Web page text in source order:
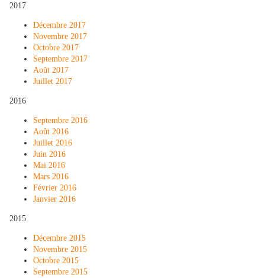
2017
Décembre 2017
Novembre 2017
Octobre 2017
Septembre 2017
Août 2017
Juillet 2017
2016
Septembre 2016
Août 2016
Juillet 2016
Juin 2016
Mai 2016
Mars 2016
Février 2016
Janvier 2016
2015
Décembre 2015
Novembre 2015
Octobre 2015
Septembre 2015